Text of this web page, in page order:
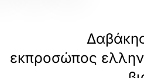
εκπροσώπος